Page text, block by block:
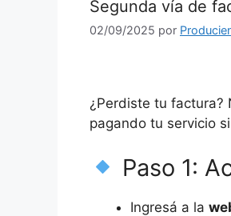
Segunda vía de
02/09/2025 por
¿Perdiste tu factura?
pagando tu servicio
Paso 1:
Ingresá a la